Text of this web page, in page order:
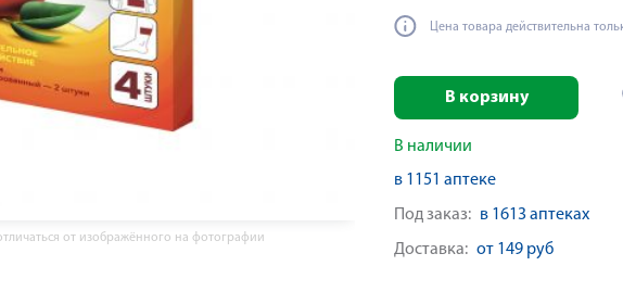
от изображённого на фотографии
Цена товара действительна
В корзину
В наличии
в 1151 аптеке
Под заказ: в 1613 аптеках
Доставка: от 149 руб